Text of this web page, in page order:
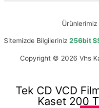
Ürünlerimiz
Sitemizde Bilgileriniz 256bit
Copyright © 2026 Vhs
Tek CD VCD
Kaset 200